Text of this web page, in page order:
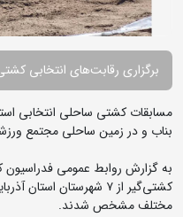
برگزاری رقابت‌های انتخابی
مسابقات کشتی ساحلی انتخابی
بناب و در زمین ساحلی مجتمع
کشتی‌گیر از ۷ شهرستان
مختلف مشخص شدند.